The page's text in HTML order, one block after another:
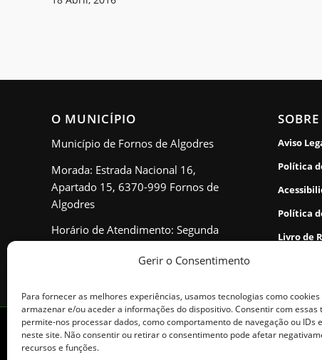
Gerir o Consentimento
Para fornecer as melhores experiências, usamos tecnologias como cookies
armazenar e/ou aceder a informações do dispositivo. Consentir com essas
permite-nos processar dados, como comportamento de navegação ou IDs
neste site. Não consentir ou retirar o consentimento pode afetar
recursos e funções.
O MUNICÍPIO
Município de Fornos de Algodres
Morada: Estrada Nacional 16,
Apartado 15, 6370-999 Fornos de
Algodres
Horário de Atendimento: Segunda
Aviso
Política
Política
Livro de
© Copyright - Município de Fornos de Algodres. Todos os direitos